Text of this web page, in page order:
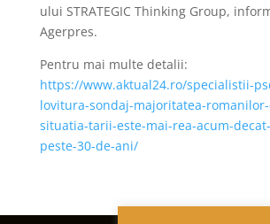
ului STRATEGIC Thinking Group,
Agerpres.
Pentru mai multe detalii:
https://www.aktual24.ro/specialistii-
lovitura-sondaj-majoritatea-
situatia-tarii-este-mai-rea-acum-
peste-30-de-ani/